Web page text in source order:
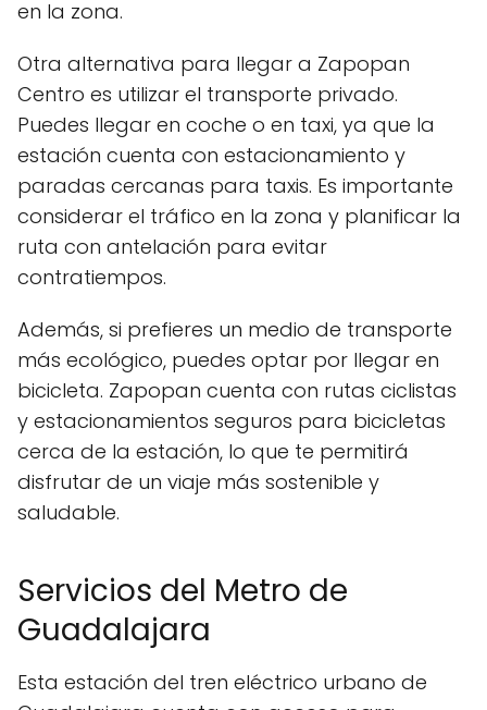
en la zona.
Otra alternativa para llegar a Zapopan
Centro es utilizar el transporte privado.
Puedes llegar en coche o en taxi, ya que la
estación cuenta con estacionamiento y
paradas cercanas para taxis. Es importante
considerar el tráfico en la zona y planificar la
ruta con antelación para evitar
contratiempos.
Además, si prefieres un medio de transporte
más ecológico, puedes optar por llegar en
bicicleta. Zapopan cuenta con rutas ciclistas
y estacionamientos seguros para bicicletas
cerca de la estación, lo que te permitirá
disfrutar de un viaje más sostenible y
saludable.
Servicios del Metro de
Guadalajara
Esta estación del tren eléctrico urbano de